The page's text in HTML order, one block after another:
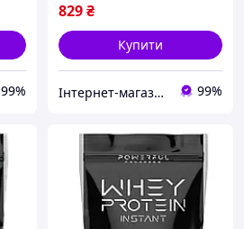
99%
829₴
Купити
Інтернет-магазин Vitaminka 99%